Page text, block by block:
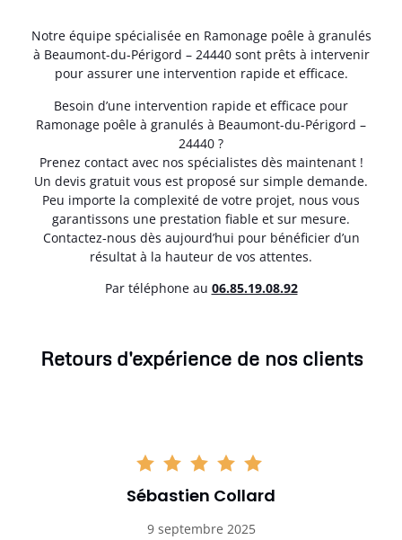
Notre équipe spécialisée en Ramonage poêle à granulés
à Beaumont-du-Périgord – 24440 sont prêts à intervenir
pour assurer une intervention rapide et efficace.
Besoin d’une intervention rapide et efficace pour
Ramonage poêle à granulés à Beaumont-du-Périgord –
24440 ?
Prenez contact avec nos spécialistes dès maintenant !
Un devis gratuit vous est proposé sur simple demande.
Peu importe la complexité de votre projet, nous vous
garantissons une prestation fiable et sur mesure.
Contactez-nous dès aujourd’hui pour bénéficier d’un
résultat à la hauteur de vos attentes.
Par téléphone au 06.85.19.08.92
Retours d'expérience de nos clients
Sébastien Collard
9 septembre 2025